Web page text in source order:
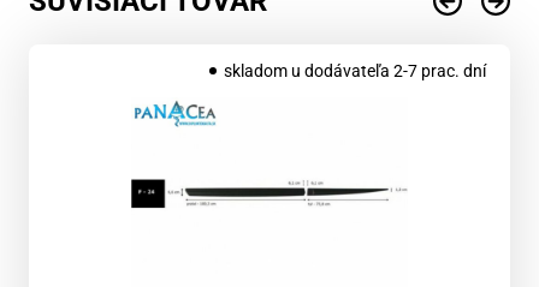
skladom u dodávateľa 2-7 prac. dní